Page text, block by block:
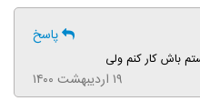
پاسخ
باش کار کنم ولی
۱۹ اردیبهشت ۱۴۰۰